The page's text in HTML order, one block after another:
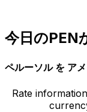
今日のPEN
ペルーソル を ア
Rate